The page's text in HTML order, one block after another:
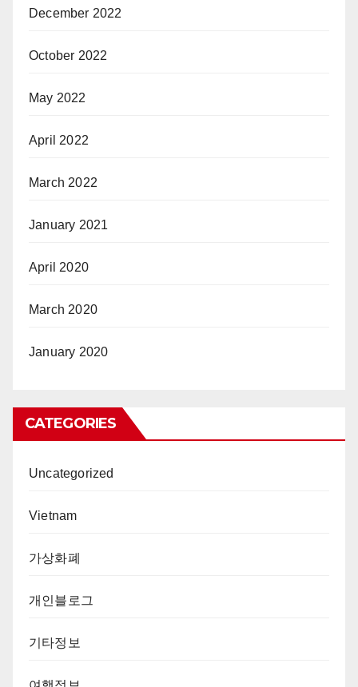
December 2022
October 2022
May 2022
April 2022
March 2022
January 2021
April 2020
March 2020
January 2020
CATEGORIES
Uncategorized
Vietnam
가상화폐
개인블로그
기타정보